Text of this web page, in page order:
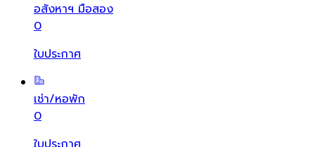
อสังหาฯ มือสอง
0
ใบประกาศ
เช่า/หอพัก
0